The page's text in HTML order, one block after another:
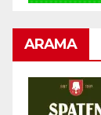
ARAMA